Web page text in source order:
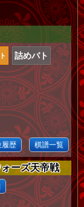
詰めバト
履歴 棋譜一覧
ーズ天帝戦